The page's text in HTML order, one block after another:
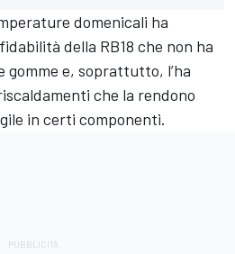
domenicali ha
della RB18 che non ha
e, soprattutto, l’ha
che la rendono
in certi componenti.